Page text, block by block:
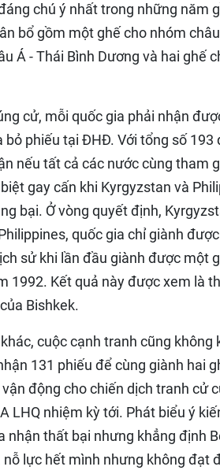
chú ý nhất trong những năm
bổ gồm một ghế cho nhóm
Á - Thái Bình Dương và hai ghế
cử, mỗi quốc gia phải nhận
phiếu tại ĐHĐ. Với tổng số
nếu tất cả các nước cùng tham
gay cấn khi Kyrgyzstan và
bại. Ở vòng quyết định,
quốc gia chỉ giành
sử khi lần đầu giành được một
1992. Kết quả này được xem là
Bishkek.
cuộc cạnh tranh cũng
131 phiếu để cùng giành hai
động cho chiến dịch tranh cử
LHQ nhiệm kỳ tới. Phát biểu ý
thất bại nhưng khẳng định
lực hết mình nhưng không đạt